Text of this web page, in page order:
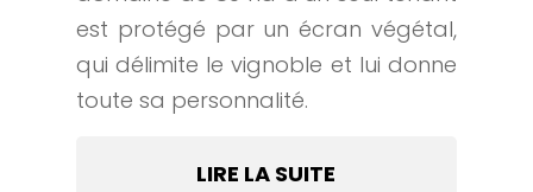
est protégé par un écran végétal,
qui délimite le vignoble et lui donne
toute sa personnalité.
LIRE LA SUITE